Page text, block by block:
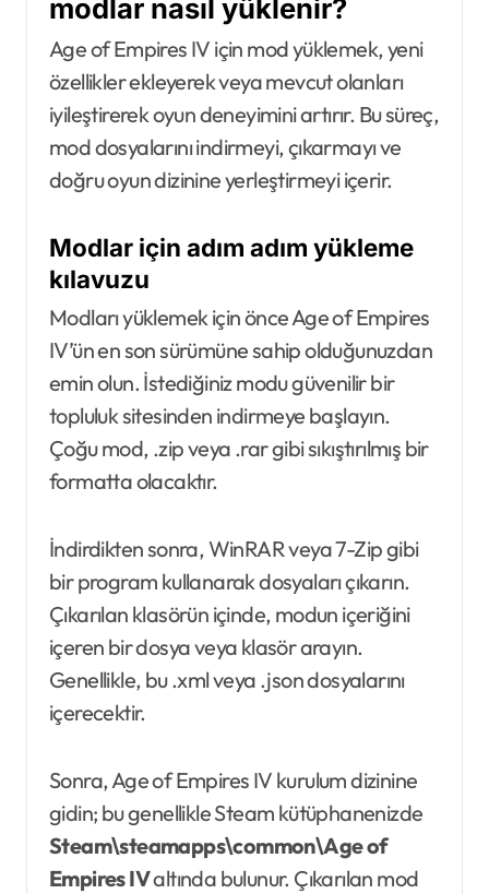
modlar nasıl yüklenir?
Age of Empires IV için mod yüklemek, yeni
özellikler ekleyerek veya mevcut olanları
iyileştirerek oyun deneyimini artırır. Bu süreç,
mod dosyalarını indirmeyi, çıkarmayı ve
doğru oyun dizinine yerleştirmeyi içerir.
Modlar için adım adım yükleme
kılavuzu
Modları yüklemek için önce Age of Empires
IV’ün en son sürümüne sahip olduğunuzdan
emin olun. İstediğiniz modu güvenilir bir
topluluk sitesinden indirmeye başlayın.
Çoğu mod, .zip veya .rar gibi sıkıştırılmış bir
formatta olacaktır.
İndirdikten sonra, WinRAR veya 7-Zip gibi
bir program kullanarak dosyaları çıkarın.
Çıkarılan klasörün içinde, modun içeriğini
içeren bir dosya veya klasör arayın.
Genellikle, bu .xml veya .json dosyalarını
içerecektir.
Sonra, Age of Empires IV kurulum dizinine
gidin; bu genellikle Steam kütüphanenizde
Steam\steamapps\common\Age of
Empires IValtında bulunur. Çıkarılan mod